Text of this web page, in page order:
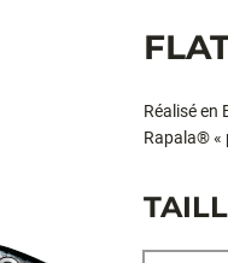
Réalisé en
Rapala® «